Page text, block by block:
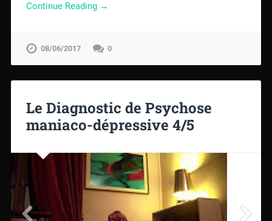
Continue Reading →
08/06/2017 0
Le Diagnostic de Psychose
maniaco-dépressive 4/5